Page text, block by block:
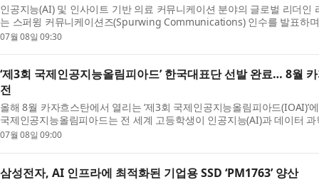
인공지능(AI) 및 인사이트 기반 의료 커뮤니케이션 분야의 글로벌 리더
는 스퍼윙 커뮤니케이션즈(Spurwing Communications) 인수를 발표하
(APAC) 전략 허브를 처음으로 설립한다. 이번 발표는 리얼 케...
07월 08일 09:30
‘제3회 국제인공지능올림피아드’ 한국대표단 선발 완료… 8월
전
올해 8월 카자흐스탄에서 열리는 ‘제3회 국제인공지능올림피아드(IOAI)’
국제인공지능올림피아드는 전 세계 고등학생이 인공지능(AI)과 데이터
력을 겨루는 국제 대회로, 국가별 대표단이 참가한...
07월 08일 09:00
삼성전자, AI 인프라에 최적화된 기업용 SSD ‘PM1763’ 양산